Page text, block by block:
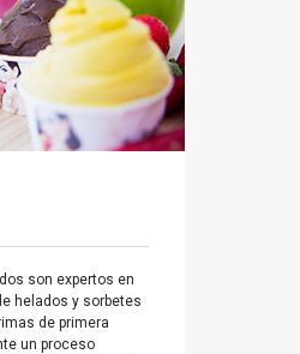
son expertos en
helados y sorbetes
de primera
un proceso